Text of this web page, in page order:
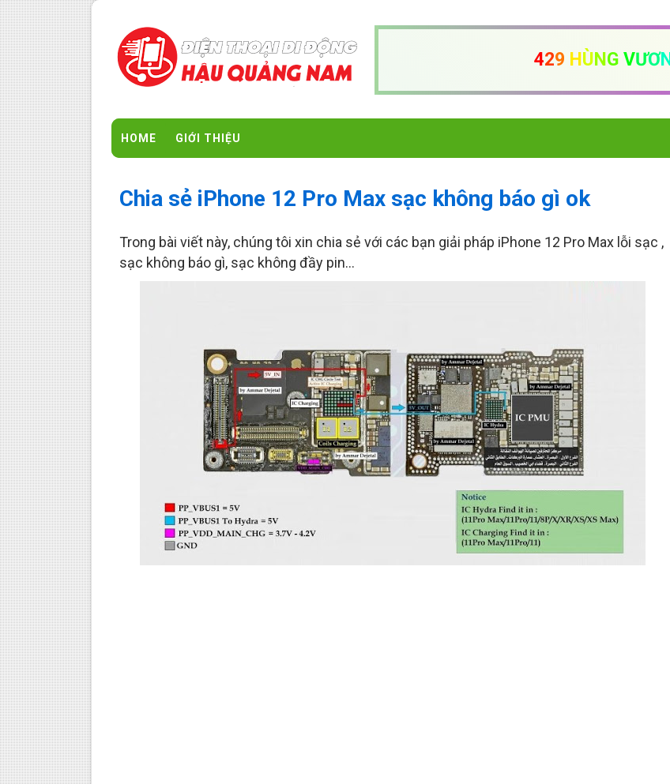
429 H ÙN G VƯƠN
HOME GIỚI THIỆU
Chia sẻ iPhone 12 Pro Max sạc không báo gì ok
Trong bài viết này, chúng tôi xin chia sẻ với các bạn giải pháp iPhone 12 Pro Max lỗi sạc ,
sạc không báo gì, sạc không đầy pin...